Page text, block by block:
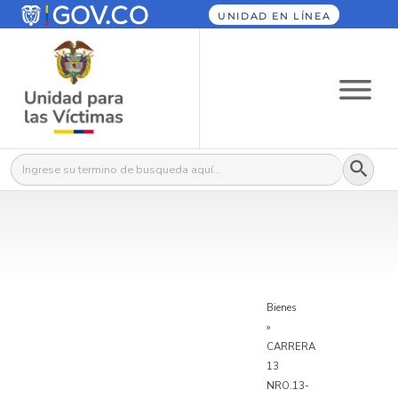
UNIDAD EN LÍNEA
Buscar: Botón
Bienes
»
CARRERA
13
NRO.13-